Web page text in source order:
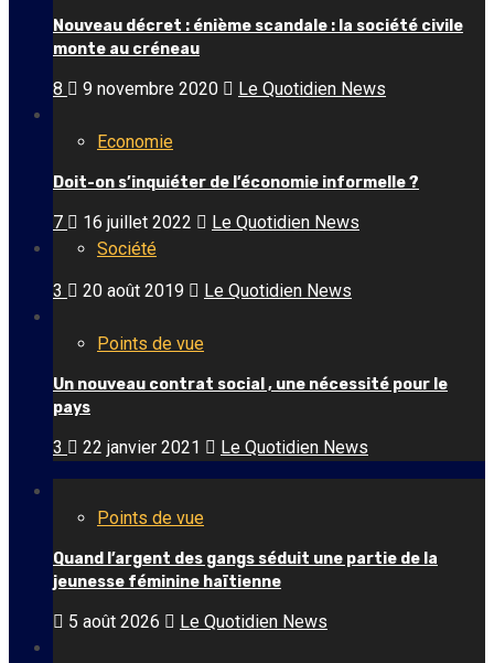
Nouveau décret : énième scandale : la société civile
monte au créneau
8 9 novembre 2020 Le Quotidien News
Economie
Doit-on s’inquiéter de l’économie informelle ?
7 16 juillet 2022
Le Quotidien News
Société
3
20 août 2019 Le Quotidien News
Points de vue
Un nouveau contrat social , une nécessité pour le
pays
3 22 janvier 2021 Le Quotidien News
Points de vue
Quand l’argent des gangs séduit une partie de la
jeunesse féminine haïtienne
5 août 2026 Le Quotidien News